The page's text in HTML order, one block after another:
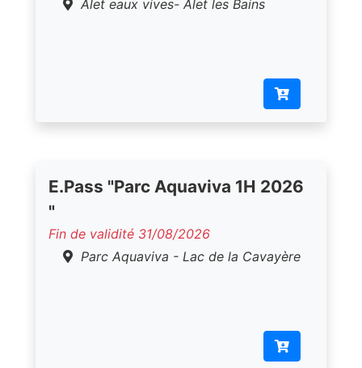
Alet eaux vives- Alet les Bains
E.Pass "Parc Aquaviva 1H 2026
"
Fin de validité 31/08/2026
Parc Aquaviva - Lac de la Cavayère